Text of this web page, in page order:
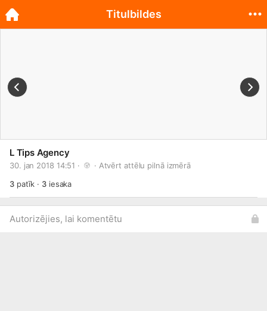
L Tips Agency
30. jan 2018 14:51 · · Atvērt attēlu pilnā izmērā
3patīk · 3iesaka
Autorizējies, lai komentētu
Titulbildes